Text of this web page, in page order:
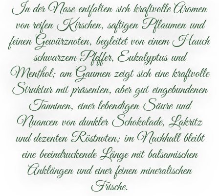
In der Nase entfalten sich kraftvolle Aromen
von reifen Kirschen, saftigen Pflaumen und
feinen Gewürznoten, begleitet von einem Hauch
schwarzem Pfeffer, Eukalyptus und
Menthol; am Gaumen zeigt sich eine kraftvolle
Struktur mit präsenten, aber gut eingebundenen
Tanninen, einer lebendigen Säure und
Nuancen von dunkler Schokolade, Lakritz
und dezenten Röstnoten; im Nachhall bleibt
eine beeindruckende Länge mit balsamischen
Anklängen und einer feinen mineralischen
Frische.